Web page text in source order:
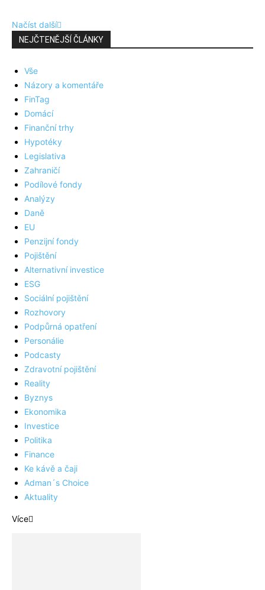
Načíst další
NEJČTENĚJŠÍ ČLÁNKY
Vše
Názory a komentáře
FinTag
Domácí
Finanční trhy
Hypotéky
Legislativa
Zahraničí
Podílové fondy
Analýzy
Daně
EU
Penzijní fondy
Pojištění
Alternativní investice
ESG
Sociální pojištění
Rozhovory
Podpůrná opatření
Personálie
Podcasty
Zdravotní pojištění
Reality
Byznys
Ekonomika
Investice
Politika
Finance
Ke kávě a čaji
Adman´s Choice
Aktuality
Více